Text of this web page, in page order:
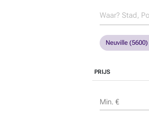
Neuville (5600)
PRIJS
Min. €